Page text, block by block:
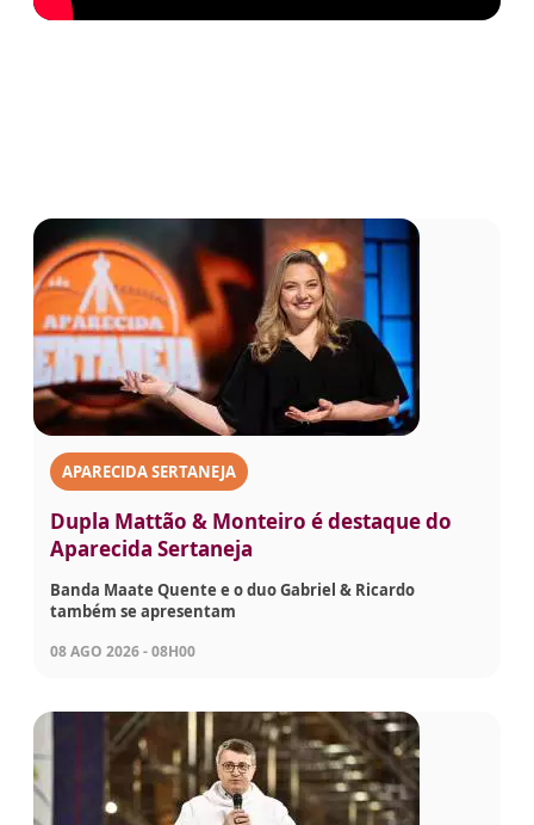
APARECIDA SERTANEJA
Dupla Mattão & Monteiro é destaque do
Aparecida Sertaneja
Banda Maate Quente e o duo Gabriel & Ricardo
também se apresentam
08 AGO 2026 - 08H00